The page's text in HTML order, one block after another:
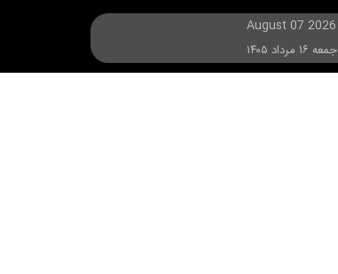
August 07 2026
جمعه ۱۶ مرداد ۱۴۰۵